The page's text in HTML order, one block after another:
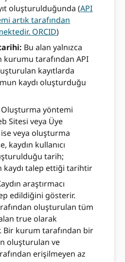
oluşturulduğunda (API
artık tarafından
ORCID)
Bu alan yalnızca
kurumu tarafından API
kayıtlarda
kaydı oluşturduğu
Oluşturma yöntemi
Sitesi veya Üye
veya oluşturma
kaydın kullanıcı
tarih;
kaydı talep ettiği tarihtir
araştırmacı
edildiğini gösterir.
oluşturulan tüm
true olarak
Bir kurum tarafından bir
oluşturulan ve
erişilmeyen az